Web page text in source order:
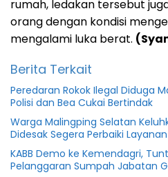
rumah, ledakan tersebut
orang dengan kondisi
mengalami luka berat.
Berita Terkait
Peredaran Rokok Ilegal Diduga
Polisi dan Bea Cukai Bertindak
Warga Malingping Selatan
Didesak Segera Perbaiki Layanan
KABB Demo ke Kemendagri,
Pelanggaran Sumpah Jabatan